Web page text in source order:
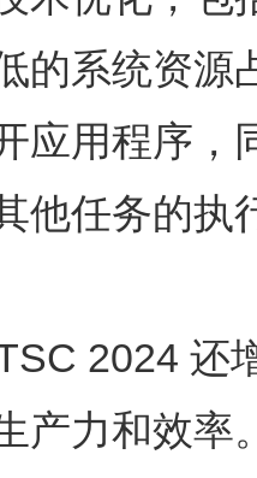
的系统资源
应用程序，
他任务的执
2024 还
产力和效率